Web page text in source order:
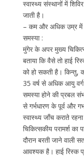
स्वास्थ्य संस्थानों में
जाती है।
– कम और अधिक उम्र में
समस्या :
मुंगेर के अपर मुख्य
बताया कि वैसे तो हाई
को हो सकती है। किन्तु,
35 वर्ष से अधिक आयु वर्ग
समस्या होने की प्रबल
से गर्भधारण के पूर्व और
स्वास्थ्य जाँच कराते
चिकित्सकीय परामर्श का
दौरान बरती जाने वाली
आवश्यक है। हाई रिस्क